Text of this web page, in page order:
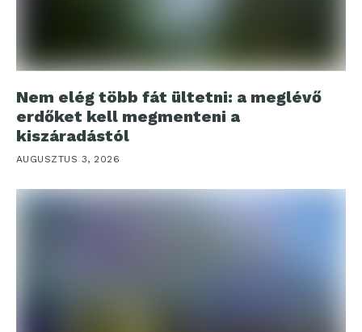
Nem elég több fát ültetni: a meglévő
erdőket kell megmenteni a
kiszáradástól
AUGUSZTUS 3, 2026